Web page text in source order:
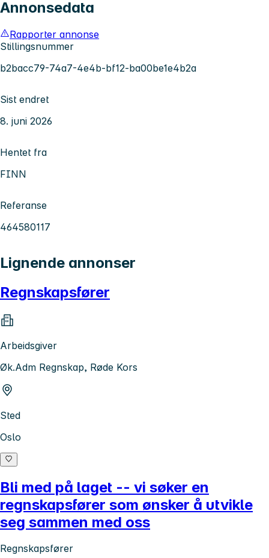
Annonsedata
Rapporter annonse
Stillingsnummer
b2bacc79-74a7-4e4b-bf12-ba00be1e4b2a
Sist endret
8. juni 2026
Hentet fra
FINN
Referanse
464580117
Lignende annonser
Regnskapsfører
Arbeidsgiver
Øk.Adm Regnskap, Røde Kors
Sted
Oslo
Bli med på laget -- vi søker en
regnskapsfører som ønsker å utvikle
seg sammen med oss
Regnskapsfører